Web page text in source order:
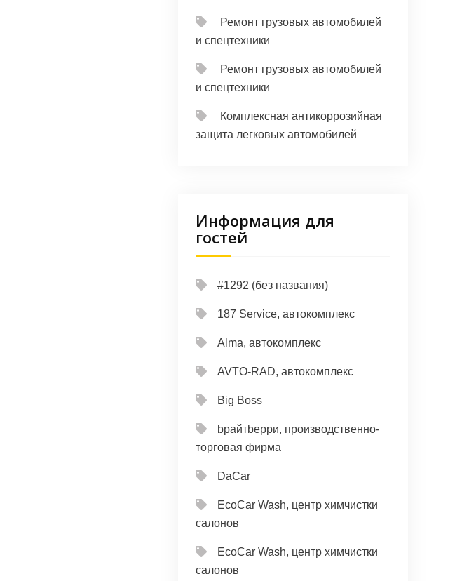
Ремонт грузовых автомобилей
и спецтехники
Ремонт грузовых автомобилей
и спецтехники
Комплексная антикоррозийная
защита легковых автомобилей
Информация для
гостей
#1292 (без названия)
187 Service, автокомплекс
Alma, автокомплекс
AVTO-RAD, автокомплекс
Big Boss
bрайтbерри, производственно-
торговая фирма
DaCar
EcoCar Wash, центр химчистки
салонов
EcoCar Wash, центр химчистки
салонов